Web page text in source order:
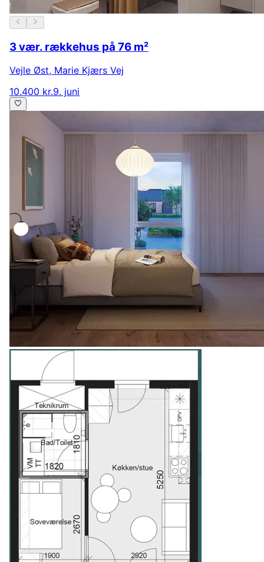
3 vær. rækkehus på 76 m²
Vejle Øst, Marie Kjærs Vej
10.400 kr.9. juni